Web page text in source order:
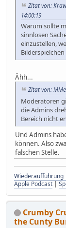
Zitat von:
14:00:19
Warum sollte
sinnlosen
einzustellen,
Ähh...
Zitat von:
Moderatoren
die Admins
Bereich nicht
Und Admins
können. Also
falschen Stelle.
Wiederaufführung
Apple Podcast |
Crumby
the Cunty